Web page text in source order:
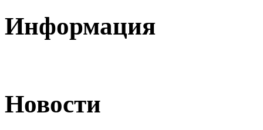
Информация
Новости